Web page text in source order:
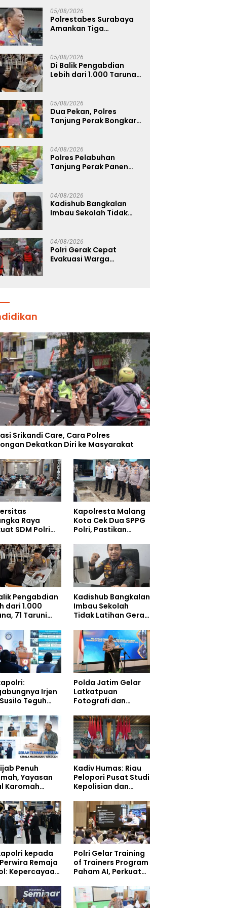
05/08/2026
Polrestabes Surabaya
Amankan Tiga
05/08/2026
Di Balik Pengabdian
Lebih dari 1.000 Taruna,
Siswa Sekolah Rakyat
05/08/2026
Dua Pekan, Polres
Tanjung Perak Bongkar
Ekstasi
04/08/2026
Polres Pelabuhan
Tanjung Perak Panen
Ketahanan Pangan
Nasional
04/08/2026
Kadishub Bangkalan
Imbau Sekolah Tidak
04/08/2026
Polri Gerak Cepat
Evakuasi Warga
Srikandi Care, Cara Polres
Dekatkan Diri ke Masyarakat
Raya
SDM Polri
Kapolresta Malang
Kota Cek Dua SPPG
Polri, Pastikan
Pengelolaan Limbah
Berjalan Optimal
Pengabdian
dari 1.000
71 Taruni
Siswa
Rakyat
Kadishub Bangkalan
Imbau Sekolah
Tidak Latihan Gerak
Irjen
Teguh
Jejaring
Pusat
Kepolisian
Polda Jatim Gelar
Latkatpuan
Fotografi dan
Tingkatkan
Kompetensi
Personel di Era
Digital
Penuh
Yayasan
Karomah
Voucher
Kadiv Humas: Riau
Pelopori Pusat Studi
Kepolisian dan
Policing Masuki
Babak Baru
kepada
Remaja
Kepercayaan
dari
Polri Gelar Training
of Trainers Program
Paham AI, Perkuat
Pelajar